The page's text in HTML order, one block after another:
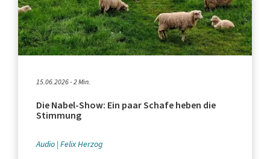
15.06.2026 - 2 Min.
Die Nabel-Show: Ein paar Schafe heben die
Stimmung
Audio Felix Herzog